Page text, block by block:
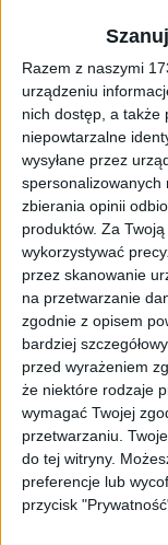
Razem z naszymi
urządzeniu
nich dostęp, a także
niepowtarzalne
wysyłane przez
zbierania opinii
produktów. Za
wykorzystywać
przez skanowanie
na przetwarzanie
zgodnie z opisem
bardziej
przed wyrażeniem
że niektóre rodzaje
wymagać Twojej
przetwarzaniu.
do tej witryny.
preferencje lub
przycisk
MARKA GODNA
Zaufania
Redakcja My